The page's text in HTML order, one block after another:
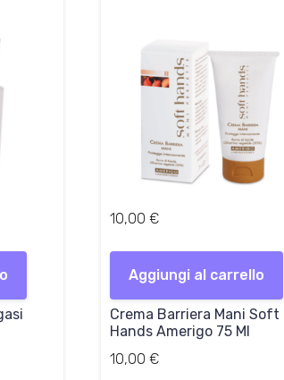
10,00 €
Aggiungi al carrello
Crema Barriera Mani Soft
Hands Amerigo 75 Ml
10,00 €